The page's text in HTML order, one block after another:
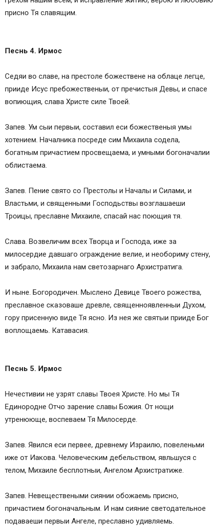
присно Тя славящим.
Песнь 4. Ирмос
Седяи во славе, на престоле божествене на облаце легце,
прииде Исус пребожественыи, от пречистыя Девы, и спасе
вопиющия, слава Христе силе Твоей.
Запев. Ум сыи первыи, составил еси божественыя умы
хотением. Началника посреде сим Михаила содела,
богатным причастием просвещаема, и умными богоначалии
облистаема.
Запев. Пение свято со Престолы и Началы и Силами, и
Властьми, и священными Господьствы возглашаеши
Троицы, преславне Михаиле, спасай нас поющия тя.
Слава. Возвеличим всех Творца и Господа, иже за
милосердие давшаго ограждение велие, и необориму стену,
и забрало, Михаила нам светозарнаго Архистратига.
И ныне. Богородичен. Мыслено Девице Твоего рожества,
преславное сказоваше древле, священноявленныи Духом,
гору присенную виде Тя ясно. Из нея же святыи прииде Бог
воплощаемь. Катавасия.
Песнь 5. Ирмос
Нечестивии не узрят славы Твоея Христе. Но мы Тя
Единородне Отчо зарение славы Божия. От нощи
утренююще, воспеваем Тя Милосерде.
Запев. Явился еси первее, древнему Израилю, повеленьми
иже от Иакова. Человеческим дебельством, явльшуся с
телом, Михаиле бесплотныи, Ангелом Архистратиже.
Запев. Невеществеными сиянии обожаемь присно,
причастием богоначальным. И нам сияние светодательное
подаваеши первыи Ангеле, преславно удивляемь.